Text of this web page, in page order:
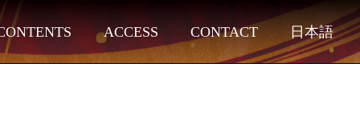
ACCESS CONTACT 日本語